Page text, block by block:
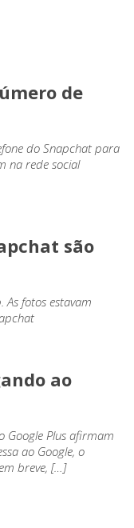
de
do Snapchat para
na rede social
são
As fotos estavam
ao
Google Plus afirmam
ao Google, o
breve, […]